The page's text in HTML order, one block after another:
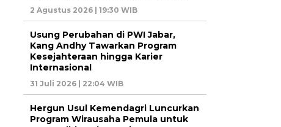
2 Agustus 2026 | 19:30 WIB
Usung Perubahan di PWI Jabar,
Kang Andhy Tawarkan Program
Kesejahteraan hingga Karier
Internasional
31 Juli 2026 | 22:04 WIB
Hergun Usul Kemendagri Luncurkan
Program Wirausaha Pemula untuk